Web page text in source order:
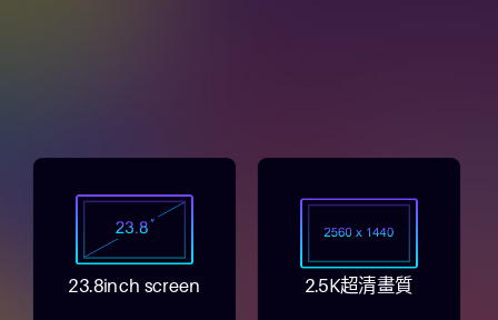
23.8inch screen 2.5K超清畫質